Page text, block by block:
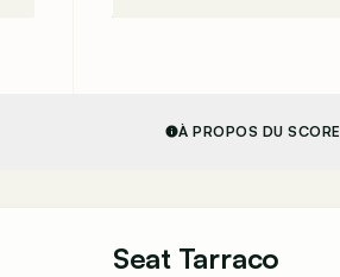
À PROPOS DU SCORE
Seat Tarraco